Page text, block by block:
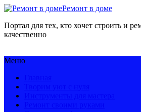
Ремонт в доме
Портал для тех, кто хочет строить и
качественно
Меню